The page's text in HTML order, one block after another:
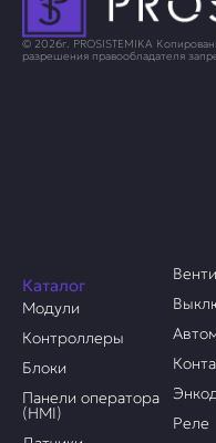
© 2026г. PROSISTEMIKA
разрешения правообладателя
Каталог
Модули
Контроллеры
Блоки
Панели оператора
(HMI)
Реле